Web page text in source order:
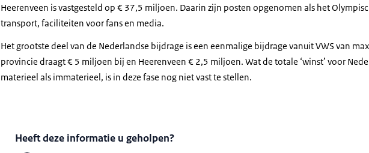
Heerenveen is vastgesteld op € 37,5 miljoen. Daarin zijn posten opgenomen als het
transport, faciliteiten voor fans en media.
Het grootste deel van de Nederlandse bijdrage is een eenmalige bijdrage vanuit VWS van
provincie draagt € 5 miljoen bij en Heerenveen € 2,5 miljoen. Wat de totale ‘winst’ voor
materieel als immaterieel, is in deze fase nog niet vast te stellen.
Heeft deze informatie u geholpen?